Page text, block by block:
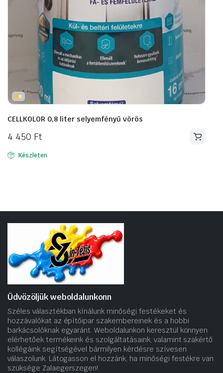
CELLKOLOR 0,8 liter selyemfényű vörös
4 450 Ft
Készleten
Üdvözöljük weboldalunkonn
Széles választékban kínálunk minőségi festékeket és
hozzávalókat az építőipar szakembereinek és a hobbi
barkácsolóknak egyaránt. Weboldalunkon keresztül könnyen
elérhetőek termékeink és szolgáltatásaink, valamint szakértő
kollégáink segítségével bármilyen kérdésre szívesen
válaszolunk. Látogasson el hozzánk, ha minőségi festékre van
szüksége Zalaegerszegen!.